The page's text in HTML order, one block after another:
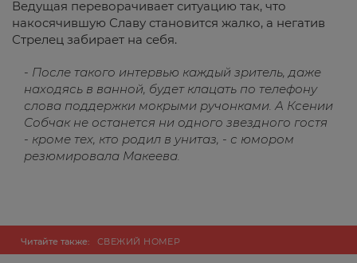
Ведущая переворачивает ситуацию так, что
накосячившую Славу становится жалко, а негатив
Стрелец забирает на себя.
- После такого интервью каждый зритель, даже
находясь в ванной, будет клацать по телефону
слова поддержки мокрыми ручонками. А Ксении
Собчак не останется ни одного звездного гостя
- кроме тех, кто родил в унитаз, - с юмором
резюмировала Макеева.
Читайте также: СВЕЖИЙ НОМЕР